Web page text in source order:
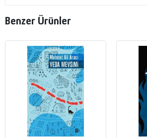
Benzer Ürünler